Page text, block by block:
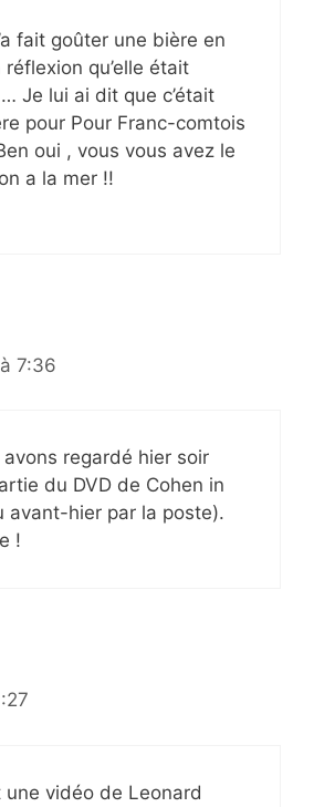
fait goûter une bière en
qu’elle était
Je lui ai dit que c’était
pour Pour Franc-comtois
oui , vous vous avez le
a la mer !!
7:36
regardé hier soir
du DVD de Cohen in
avant-hier par la poste).
!
une vidéo de Leonard